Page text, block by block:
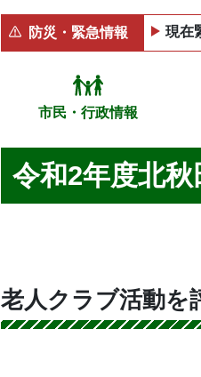
防災・緊急情報 現在
市民・行政情報
令和2年度北
老人クラブ活動を